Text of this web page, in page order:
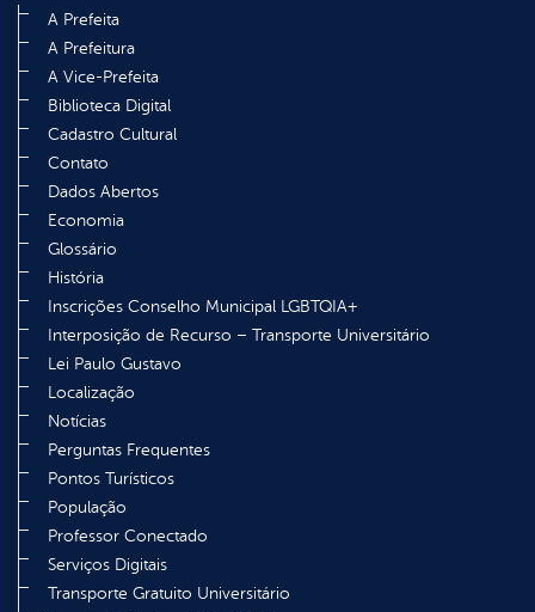
A Prefeita
A Prefeitura
A Vice-Prefeita
Biblioteca Digital
Cadastro Cultural
Contato
Dados Abertos
Economia
Glossário
História
Inscrições Conselho Municipal LGBTQIA+
Interposição de Recurso – Transporte Universitário
Lei Paulo Gustavo
Localização
Notícias
Perguntas Frequentes
Pontos Turísticos
População
Professor Conectado
Serviços Digitais
Transporte Gratuito Universitário